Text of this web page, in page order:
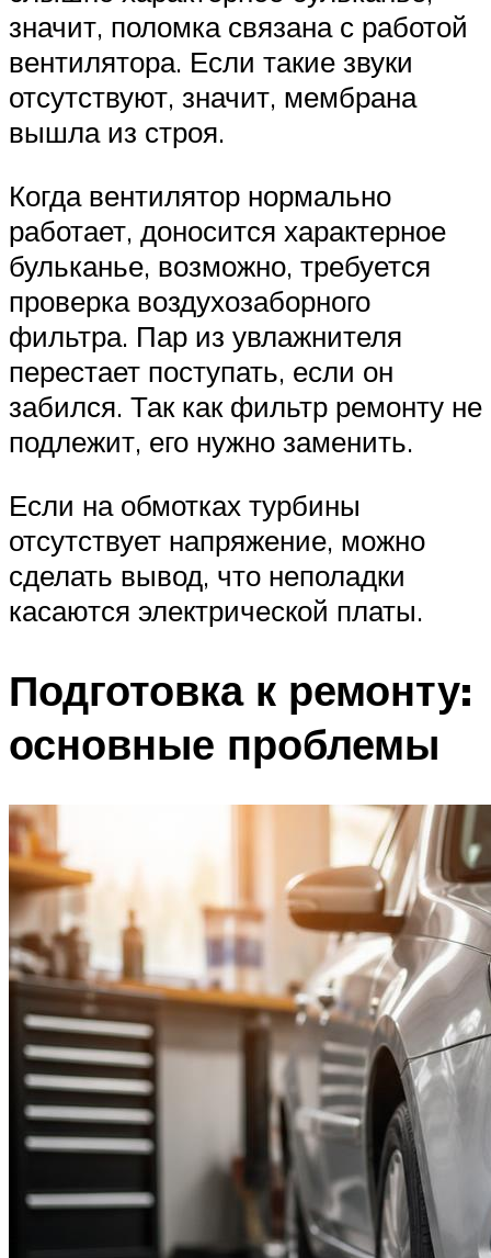
значит, поломка связана с работой
вентилятора. Если такие звуки
отсутствуют, значит, мембрана
вышла из строя.
Когда вентилятор нормально
работает, доносится характерное
бульканье, возможно, требуется
проверка воздухозаборного
фильтра. Пар из увлажнителя
перестает поступать, если он
забился. Так как фильтр ремонту не
подлежит, его нужно заменить.
Если на обмотках турбины
отсутствует напряжение, можно
сделать вывод, что неполадки
касаются электрической платы.
Подготовка к ремонту:
основные проблемы